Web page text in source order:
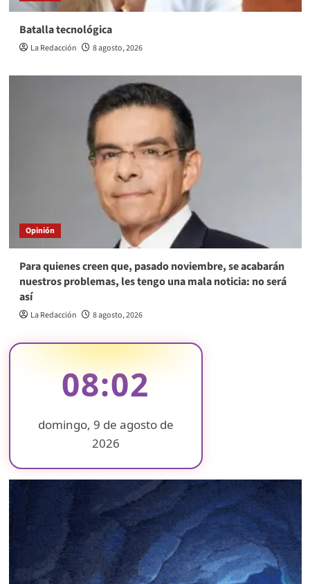
Batalla tecnológica
La Redacción 8 agosto, 2026
Opinión
Para quienes creen que, pasado noviembre, se acabarán
nuestros problemas, les tengo una mala noticia: no será
así
La Redacción 8 agosto, 2026
08:02
domingo, 9 de agosto de
2026
❄
❄
❄
❄
❄